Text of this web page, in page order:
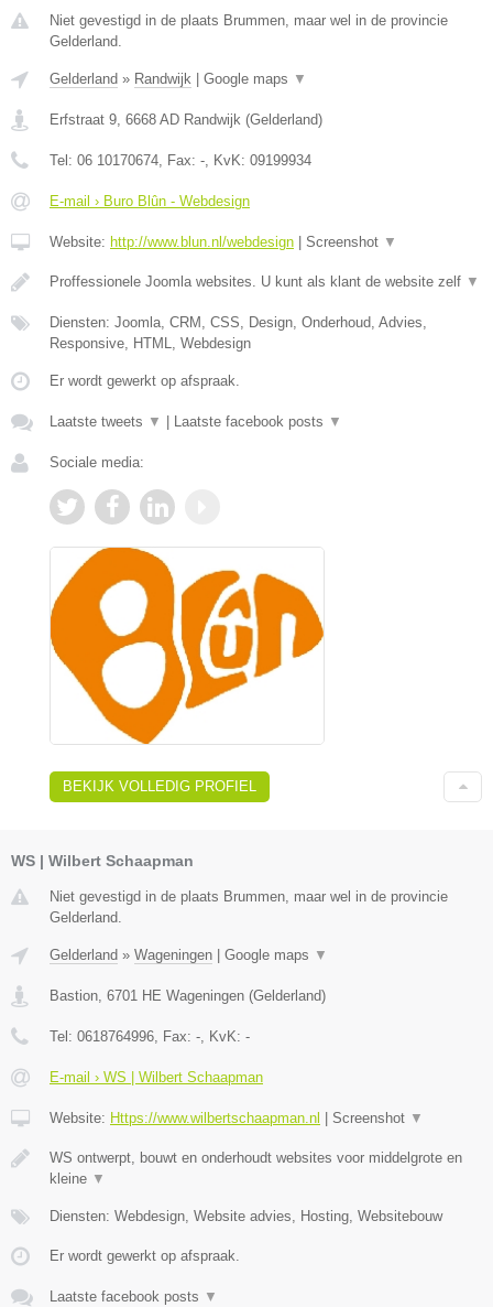
Niet gevestigd in de plaats Brummen, maar wel in de provincie
Gelderland.
Gelderland » Randwijk | Google maps ▼
Erfstraat 9 6668 AD Randwijk (Gelderland)
Tel: 06 10170674 , Fax: - , KvK: 09199934
E-mail › Buro Blûn - Webdesign
Website: http://www.blun.nl/webdesign | Screenshot ▼
Proffessionele Joomla websites. U kunt als klant de website zelf ▼
Diensten: Joomla, CRM, CSS, Design, Onderhoud, Advies,
Responsive, HTML, Webdesign
Er wordt gewerkt op afspraak.
Laatste tweets ▼ | Laatste facebook posts ▼
Sociale media:
BEKIJK VOLLEDIG PROFIEL
WS | Wilbert Schaapman
Niet gevestigd in de plaats Brummen, maar wel in de provincie
Gelderland.
Gelderland » Wageningen Google maps ▼
Bastion, 6701 HE Wageningen (Gelderland)
Tel: 0618764996, Fax: -, KvK: -
E-mail › WS | Wilbert Schaapman
Website: Https://www.wilbertschaapman.nl Screenshot ▼
WS ontwerpt, bouwt en onderhoudt websites voor middelgrote en
kleine ▼
Diensten: Webdesign, Website advies, Hosting, Websitebouw
Er wordt gewerkt op afspraak.
Laatste facebook posts ▼